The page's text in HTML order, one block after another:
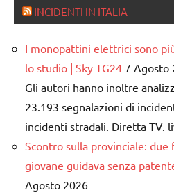
INCIDENTI IN ITALIA
I monopattini elettrici sono
lo studio | Sky TG24 7 Agosto
Gli autori hanno inoltre
23.193 segnalazioni di
incidenti stradali. Diretta TV.
Scontro sulla provinciale:
giovane guidava senza
Agosto 2026